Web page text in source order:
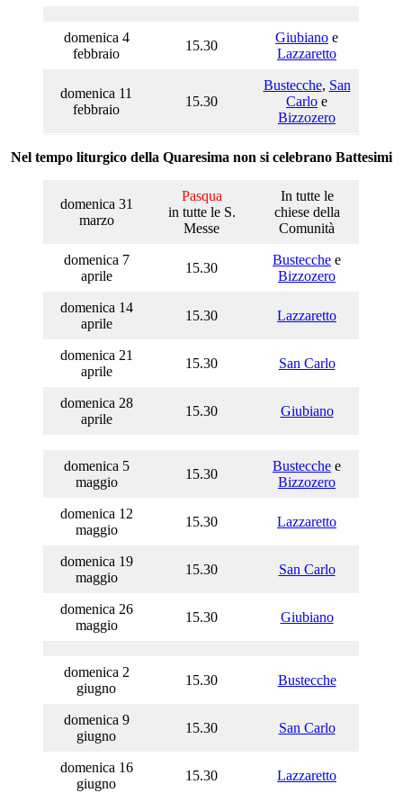
domenica 4
febbraio
15.30
Giubiano e
Lazzaretto
domenica 11
febbraio
15.30
Bustecche, San
Carlo e
Bizzozero
Nel tempo liturgico della Quaresima non si celebrano Battesimi
domenica 31
marzo
Pasqua
in tutte le S.
Messe
In tutte le
chiese della
Comunità
domenica 7
aprile
15.30
Bustecche e
Bizzozero
domenica 14
aprile
15.30 Lazzaretto
domenica 21
aprile
15.30 San Carlo
domenica 28
aprile
15.30 Giubiano
domenica 5
maggio
15.30
Bustecche e
Bizzozero
domenica 12
maggio
15.30 Lazzaretto
domenica 19
maggio
15.30 San Carlo
domenica 26
maggio
15.30 Giubiano
domenica 2
giugno
15.30 Bustecche
domenica 9
giugno
15.30 San Carlo
domenica 16
giugno
15.30 Lazzaretto